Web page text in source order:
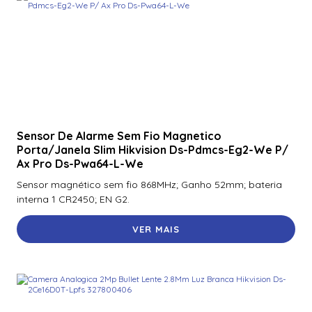
920Ptnnek00000 | Assa Abloy | Leitor De Proximidade Se
Rp40
921Nbnnek20000 | Assa Abloy | Leitor De Proximidade
921Nmnnekma002 | Assa Abloy | Leitor De Proximidade
921Nsnnek20000 | Assa Abloy | Leitor De Proximidade
Rk40
Sensor De Alarme Sem Fio Magnetico
Porta/Janela Slim Hikvision Ds-Pdmcs-Eg2-We P/
Ax Pro Ds-Pwa64-L-We
Sensor magnético sem fio 868MHz; Ganho 52mm; bateria
interna 1 CR2450; EN G2.
VER MAIS